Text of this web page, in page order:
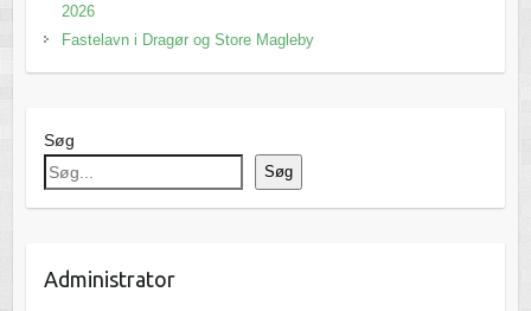
2026
Fastelavn i Dragør og Store Magleby
Søg
Søg
Administrator